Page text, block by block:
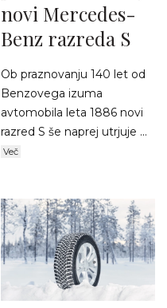
novi Mercedes-
Benz razreda S
Ob praznovanju 140 let od
Benzovega izuma
avtomobila leta 1886 novi
razred S še naprej utrjuje ...
Več